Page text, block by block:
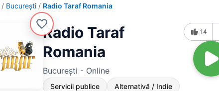
Bucureşti Radio Taraf Romania
Radio Taraf
Romania
Bucureşti - Online
Servicii publice Alternativă / Indie
14